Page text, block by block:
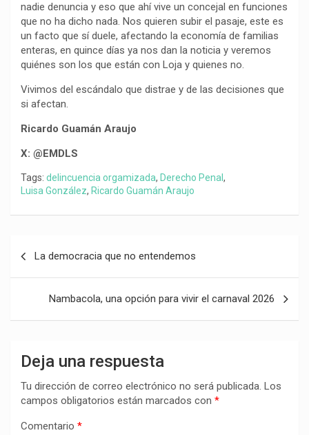
nadie denuncia y eso que ahí vive un concejal en funciones
que no ha dicho nada. Nos quieren subir el pasaje, este es
un facto que sí duele, afectando la economía de familias
enteras, en quince días ya nos dan la noticia y veremos
quiénes son los que están con Loja y quienes no.
Vivimos del escándalo que distrae y de las decisiones que
si afectan.
Ricardo Guamán Araujo
X: @EMDLS
Tags: delincuencia orgamizada, Derecho Penal ,
Luisa González, Ricardo Guamán Araujo
entradas
La democracia que no entendemos
Nambacola, una opción para vivir el carnaval 2026
Deja una respuesta
Tu dirección de correo electrónico no será publicada. Los
campos obligatorios están marcados con *
Comentario *